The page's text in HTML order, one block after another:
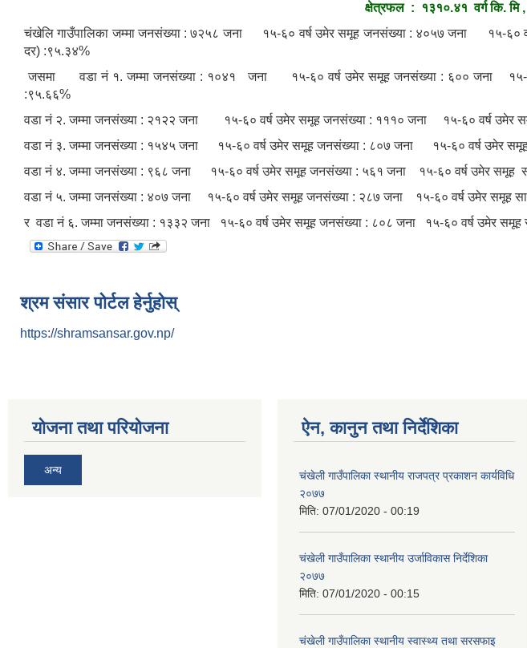
क्षेत्रफल : १३१०.४१ वर्ग कि.
चंखेलि गाउँपालिका जम्मा जनसंख्या : ७२५८ जना १५-६० वर्ष उमेर समूह जनसंख्या : ४०५७ जना १५-
दर) :९५.३४%
जसमा वडा नं १. जम्मा जनसंख्या : १०४१ जना १५-६० वर्ष उमेर समूह जनसंख्या : ६०० जना १५-६०
:९५.६६%
वडा नं २. जम्मा जनसंख्या : २१२२ जना १५-६० वर्ष उमेर समूह जनसंख्या : १११० जना १५-६० वर्ष उमेर
वडा नं ३. जम्मा जनसंख्या : १५४५ जना १५-६० वर्ष उमेर समूह जनसंख्या : ८०७ जना १५-६० वर्ष उमेर समूह
वडा नं ४. जम्मा जनसंख्या : ९६८ जना १५-६० वर्ष उमेर समूह जनसंख्या : ५६१ जना १५-६० वर्ष उमेर समूह
वडा नं ५. जम्मा जनसंख्या : ४०७ जना १५-६० वर्ष उमेर समूह जनसंख्या : २८७ जना १५-६० वर्ष उमेर समूह
र वडा नं ६. जम्मा जनसंख्या : १३३२ जना १५-६० वर्ष उमेर समूह जनसंख्या : ८०८ जना १५-६० वर्ष उमेर समूह
श्रम संसार पोर्टल हेर्नुहोस्
https://shramsansar.gov.np/
योजना तथा परियोजना
अन्य
ऐन, कानुन तथा निर्देशिका
चंखेली गाउँपालिका स्थानीय राजपत्र प्रकाशन कार्यविधि
२०७७
मिति: 07/01/2020 - 00:19
चंखेली गाउँपालिका स्थानीय उर्जाविकास निर्देशिका
२०७७
मिति: 07/01/2020 - 00:15
चंखेली गाउँपालिका स्थानीय स्वास्थ्य तथा सरसफाइ